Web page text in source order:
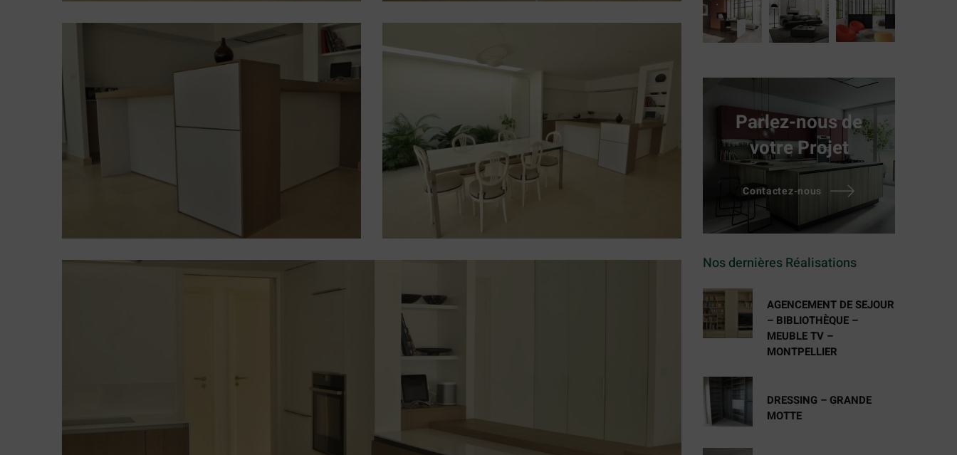
Parlez-nous de
votre Projet
Contactez-nous
Nos dernières Réalisations
AGENCEMENT DE SEJOUR
– BIBLIOTHÈQUE –
MEUBLE TV –
MONTPELLIER
DRESSING – GRANDE
MOTTE